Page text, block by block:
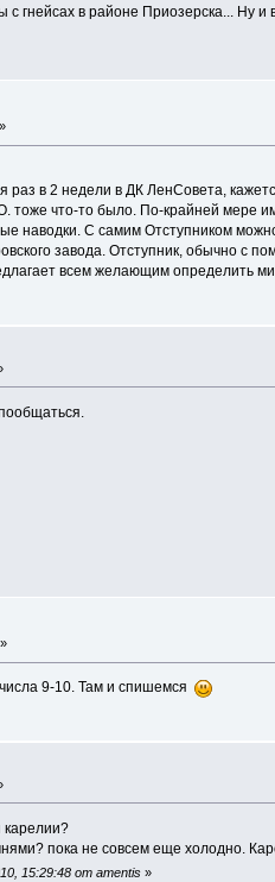
с гнейсах в районе Приозерска... Ну
раз в 2 недели в ДК ЛенСовета,
тоже что-то было. По-крайней мере
наводки. С самим Отступником
завода. Отступник, обычно с
всем желающим определить
9-10. Там и спишемся
карелии?
пока не совсем еще холодно.
15:29:48 от amentis»